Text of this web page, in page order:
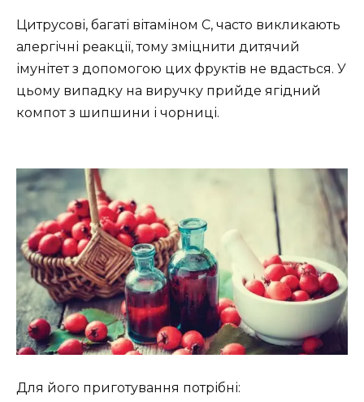
Цитрусові, багаті вітаміном C, часто викликають
алергічні реакції, тому зміцнити дитячий
імунітет з допомогою цих фруктів не вдасться. У
цьому випадку на виручку прийде ягідний
компот з шипшини і чорниці.
Для його приготування потрібні: